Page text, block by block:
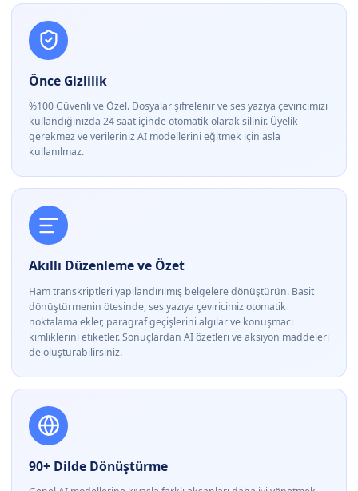
Önce Gizlilik
%100 Güvenli ve Özel. Dosyalar şifrelenir ve ses yazıya çeviricimizi
kullandığınızda 24 saat içinde otomatik olarak silinir. Üyelik
gerekmez ve verileriniz AI modellerini eğitmek için asla
kullanılmaz.
Akıllı Düzenleme ve Özet
Ham transkriptleri yapılandırılmış belgelere dönüştürün. Basit
dönüştürmenin ötesinde, ses yazıya çeviricimiz otomatik
noktalama ekler, paragraf geçişlerini algılar ve konuşmacı
kimliklerini etiketler. Sonuçlardan AI özetleri ve aksiyon maddeleri
de oluşturabilirsiniz.
90+ Dilde Dönüştürme